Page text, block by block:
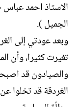
الاستاذ احمد عباس
الجميل ).
وبعد عودتي إلى
تغيرت كثيرا، وأن
والصيادون قد
الغردقة قد تخلوا